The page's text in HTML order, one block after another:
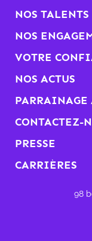
NOS TALENTS
NOS
VOTRE
NOS ACTUS
CONTACTEZ-
PRESSE
CARRIÈRES
98